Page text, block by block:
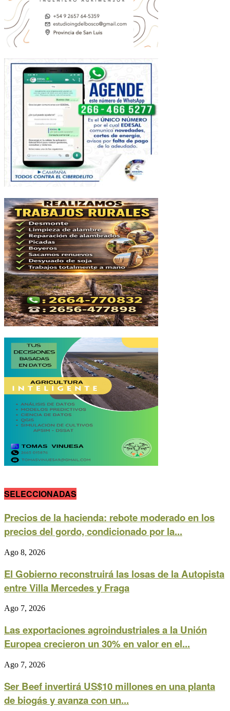
SELECCIONADAS
Precios de la hacienda: rebote moderado en los
precios del gordo, condicionado por la...
Ago 8, 2026
El Gobierno reconstruirá las losas de la Autopista
entre Villa Mercedes y Fraga
Ago 7, 2026
Las exportaciones agroindustriales a la Unión
Europea crecieron un 30% en valor en el...
Ago 7, 2026
Ser Beef invertirá US$10 millones en una planta
de biogás y avanza con un...